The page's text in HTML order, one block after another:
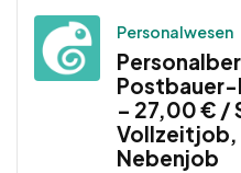
Personalwesen
– 27,00 € /
Nebenjob